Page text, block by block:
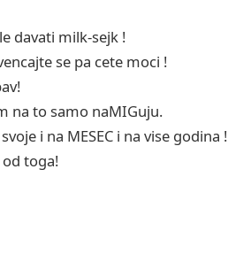
davati milk-sejk !
se pa cete moci !
na to samo naMIGuju.
i na MESEC i na vise godina !
toga!